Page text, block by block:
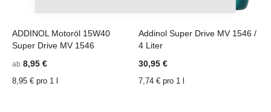
ADDINOL Motoröl 15W40
Super Drive MV 1546
ab 8,95 €
8,95 € pro 1 l
Addinol Super Drive MV 1546 /
4 Liter
30,95 €
7,74 € pro 1 l